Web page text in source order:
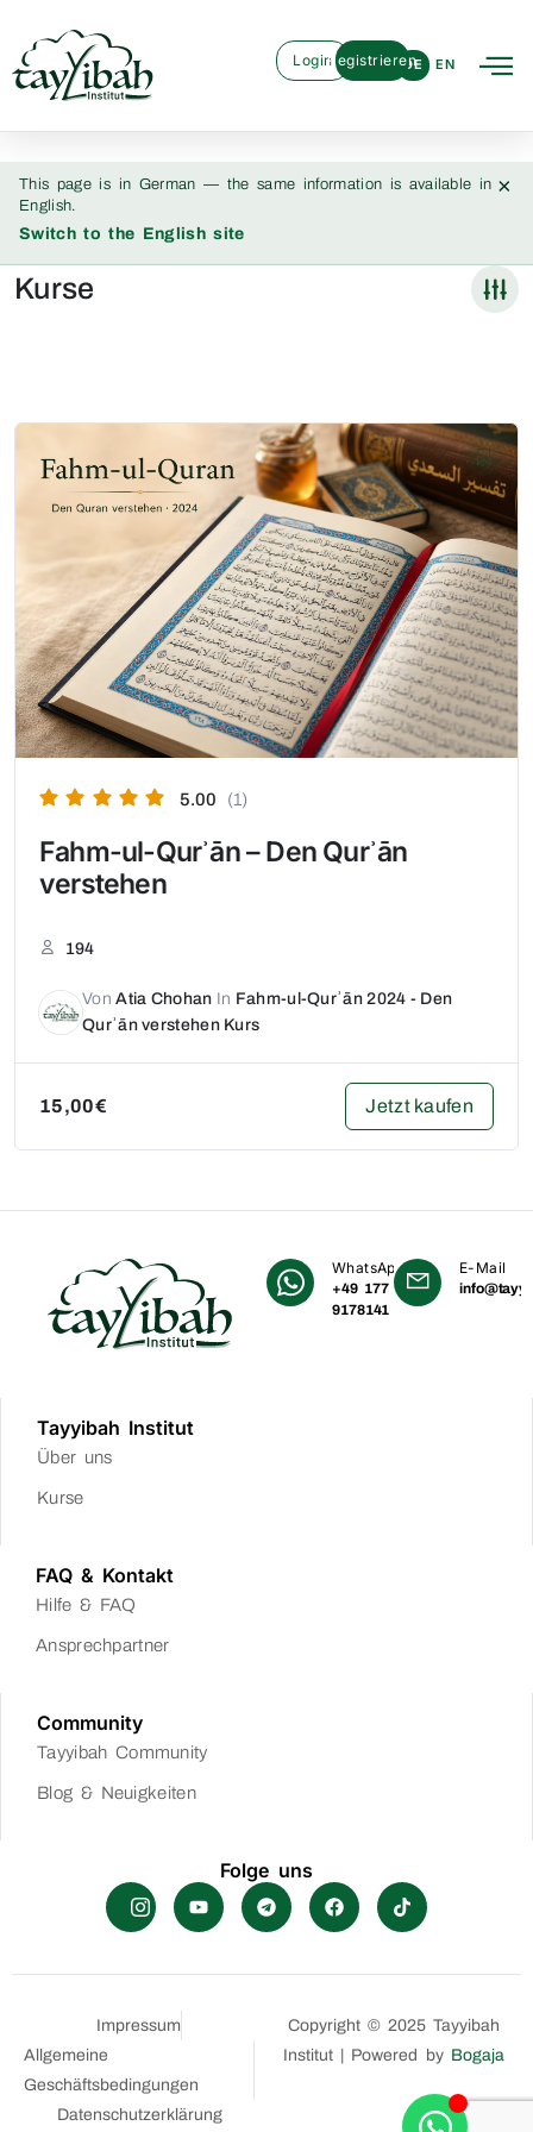
DE EN
LoginRegistrieren
This page is in German — the same information is available in
English.
Switch to the English site
×
Kurse
5.00 (1)
Fahm-ul-Qurʾān – Den Qurʾān
verstehen
194
VonAtia Chohan In Fahm-ul-Qurʾān 2024 - Den
Qurʾān verstehen Kurs
15,00€ Jetzt kaufen
WhatsApp
+49 177
9178141
E-Mail
Tayyibah Institut
Über uns
Kurse
FAQ & Kontakt
Hilfe & FAQ
Ansprechpartner
Community
Tayyibah Community
Blog & Neuigkeiten
Folge uns
Impressum
Allgemeine
Geschäftsbedingungen
Datenschutzerklärung
Copyright © 2025 Tayyibah
Institut | Powered by Bogaja